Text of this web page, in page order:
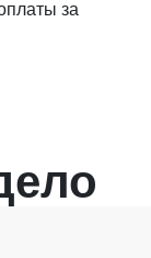
за